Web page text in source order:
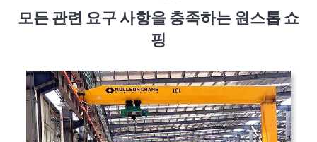
모든 관련 요구 사항을 충족하는 원스톱 쇼
핑